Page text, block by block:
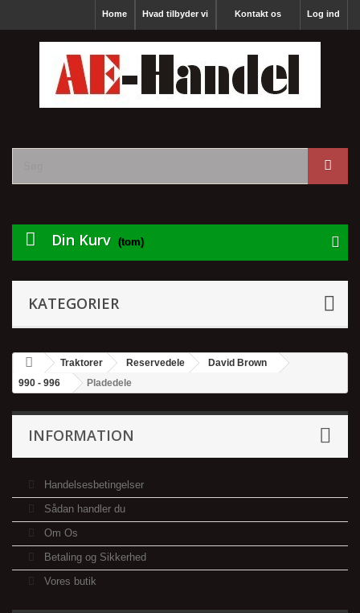
Log ind
Kontakt os
Hvad tilbyder vi
Home
Din Kurv (tom)
KATEGORIER
Traktorer Reservedele
David Brown
990 - 996
Pladedele
INFORMATION
Handelsesbetingelser
Sådan handler du
Om Os
Betaling og Sikkerhed
Vores butik